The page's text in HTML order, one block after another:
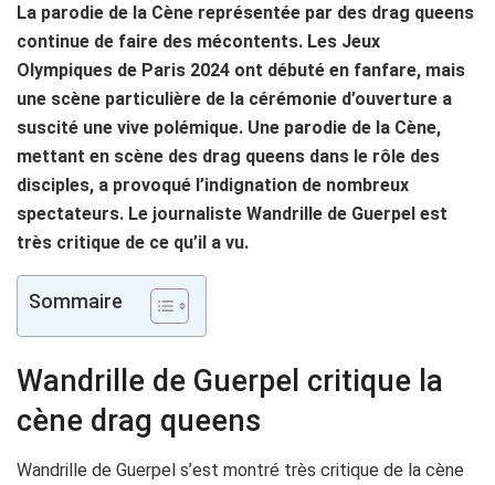
La parodie de la Cène représentée par des drag queens
continue de faire des mécontents. Les Jeux
Olympiques de Paris 2024 ont débuté en fanfare, mais
une scène particulière de la cérémonie d’ouverture a
suscité une vive polémique. Une parodie de la Cène,
mettant en scène des drag queens dans le rôle des
disciples, a provoqué l’indignation de nombreux
spectateurs. Le journaliste Wandrille de Guerpel est
très critique de ce qu’il a vu.
Sommaire
Wandrille de Guerpel critique la
cène drag queens
Wandrille de Guerpel s’est montré très critique de la cène